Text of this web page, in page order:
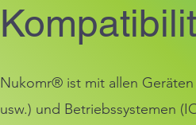
Außerdem wird Nukomr®
sofort das gesprochene Wort
Nukomr® ist mit allen
usw.) und Betriebssystemen